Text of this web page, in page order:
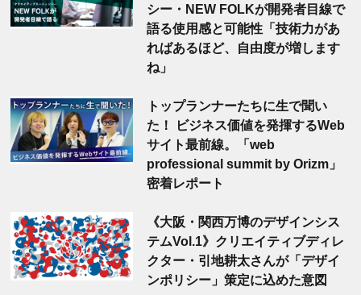
シー・NEW FOLKが開発者目線で
語る使用感と可能性「技術力があ
ればあるほど、自由度が増します
ね」
トップランナーたちに生で聞い
た！ ビジネス価値を発揮するWeb
サイト最前線。「web
professional summit by Orizm」
密着レポート
《大阪・関西万博のデザインシス
テムVol.1》クリエイティブディレ
クター・引地耕太さんが「デザイ
ンポリシー」策定に込めた意図